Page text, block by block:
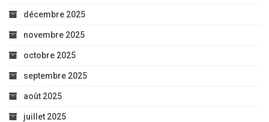
décembre 2025
novembre 2025
octobre 2025
septembre 2025
août 2025
juillet 2025